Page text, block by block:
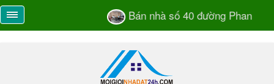
Bán nhà số 40 đường Phan Bá